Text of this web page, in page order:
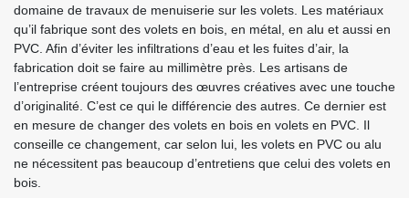
domaine de travaux de menuiserie sur les volets. Les matériaux
qu’il fabrique sont des volets en bois, en métal, en alu et aussi en
PVC. Afin d’éviter les infiltrations d’eau et les fuites d’air, la
fabrication doit se faire au millimètre près. Les artisans de
l’entreprise créent toujours des œuvres créatives avec une touche
d’originalité. C’est ce qui le différencie des autres. Ce dernier est
en mesure de changer des volets en bois en volets en PVC. Il
conseille ce changement, car selon lui, les volets en PVC ou alu
ne nécessitent pas beaucoup d’entretiens que celui des volets en
bois.